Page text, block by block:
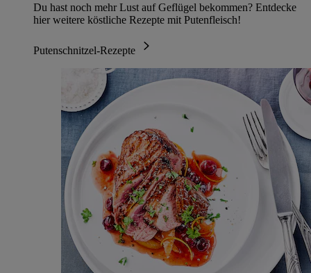
Du hast noch mehr Lust auf Geflügel bekommen? Entdecke
hier weitere köstliche Rezepte mit Putenfleisch!
Putenschnitzel-Rezepte